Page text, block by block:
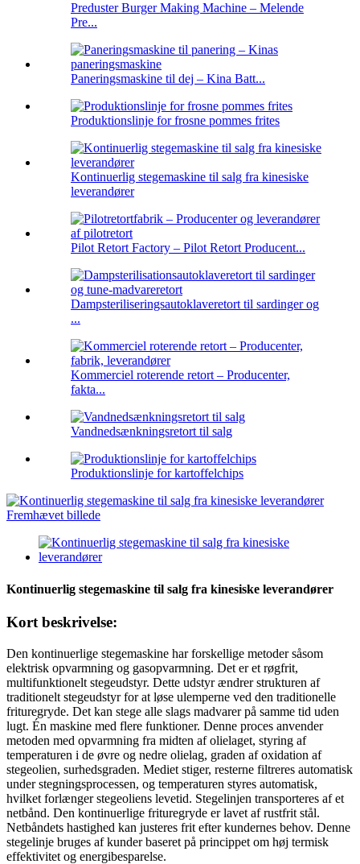
Preduster Burger Making Machine – Melende
Pre...
Paneringsmaskine til dej – Kina Batt...
Produktionslinje for frosne pommes frites
Kontinuerlig stegemaskine til salg fra kinesiske
leverandører
Pilot Retort Factory – Pilot Retort Producent...
Dampsteriliseringsautoklaveretort til sardinger og
...
Kommerciel roterende retort – Producenter,
fakta...
Vandnedsænkningsretort til salg
Produktionslinje for kartoffelchips
Kontinuerlig stegemaskine til salg fra kinesiske leverandører
Kort beskrivelse:
Den kontinuerlige stegemaskine har forskellige metoder såsom
elektrisk opvarmning og gasopvarmning. Det er et røgfrit,
multifunktionelt stegeudstyr. Dette udstyr ændrer strukturen af ​​
traditionelt stegeudstyr for at løse ulemperne ved den traditionelle
frituregryde. Det kan stege alle slags madvarer på samme tid uden
lugt. Én maskine med flere funktioner. Denne proces anvender
metoden med opvarmning fra midten af ​​olielaget, styring af
temperaturen i de øvre og nedre olielag, graden af ​​oxidation af
stegeolien, surhedsgraden. Mediet stiger, resterne filtreres automatisk
under stegningsprocessen, og temperaturen styres automatisk,
hvilket forlænger stegeoliens levetid. Stegelinjen transporteres af et
netbånd. Den kontinuerlige frituregryde er lavet af rustfrit stål.
Netbåndets hastighed kan justeres frit efter kundernes behov. Denne
stegelinje bruges af kunder baseret på princippet om høj termisk
effektivitet og energibesparelse.